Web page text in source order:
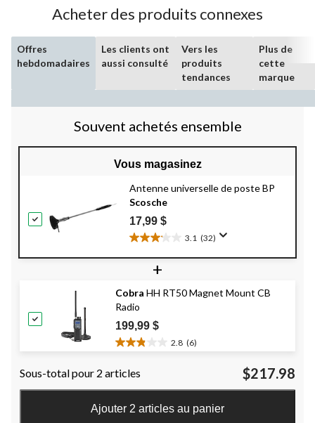
Acheter des produits connexes
Offres
hebdomadaires
Les clients ont
aussi consulté
Vers les
produits
tendances
Plus de
cette
marque
Souvent achetés ensemble
Vous magasinez
Antenne universelle de poste BP
Scosche
17,99 $
3.1 (32)
3.1
étoile(s)
32
évaluations
+
Cobra HH RT50 Magnet Mount CB
Radio
199,99 $
2.8 (6)
2.8
sur
5.
6
évaluations
Sous-total pour 2 articles $217.98
Ajouter 2 articles au panier